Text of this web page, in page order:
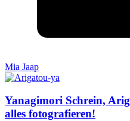
Mia Jaap
Yanagimori Schrein,
alles fotografieren!